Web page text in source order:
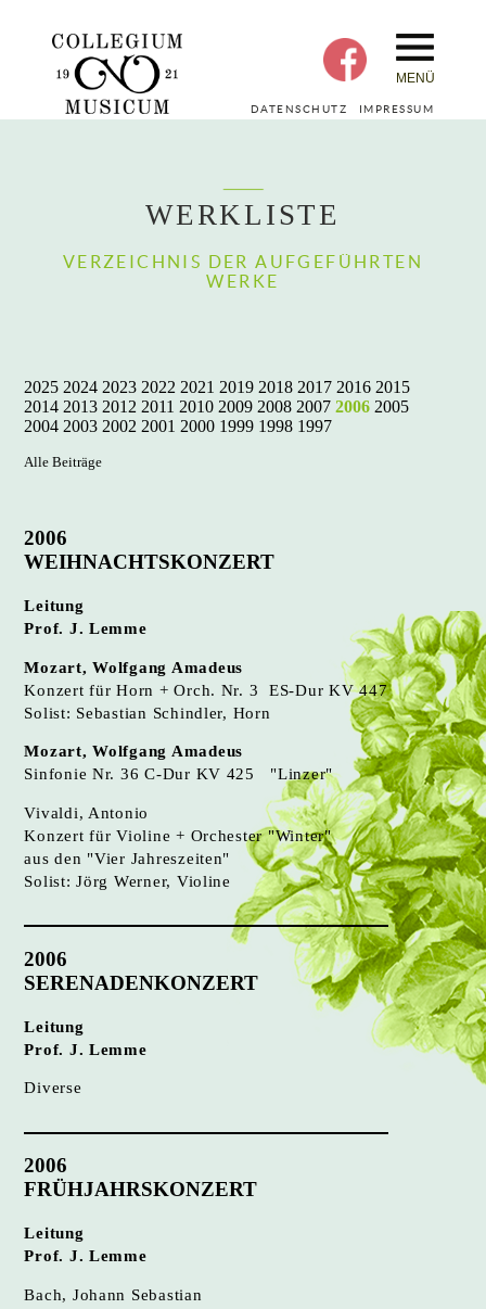
IMPRESSUM
DATENSCHUTZ
MENÜ
WERKLISTE
VERZEICHNIS DER AUFGEFÜHRTEN
WERKE
2025 2024 2023 2022 2021 2019 2018 2017 2016 2015
2014 2013 2012 2011 2010 2009 2008 2007 2006 2005
2004 2003 2002 2001 2000 1999 1998 1997
Alle Beiträge
2006
WEIHNACHTSKONZERT
Leitung
Prof. J. Lemme
Mozart, Wolfgang Amadeus
Konzert für Horn + Orch. Nr. 3 ES-Dur KV 447
Solist: Sebastian Schindler, Horn
Mozart, Wolfgang Amadeus
Sinfonie Nr. 36 C-Dur KV 425 "Linzer"
Vivaldi, Antonio
Konzert für Violine + Orchester "Winter"
aus den "Vier Jahreszeiten"
Solist: Jörg Werner, Violine
2006
SERENADENKONZERT
Leitung
Prof. J. Lemme
Diverse
2006
FRÜHJAHRSKONZERT
Leitung
Prof. J. Lemme
Bach, Johann Sebastian